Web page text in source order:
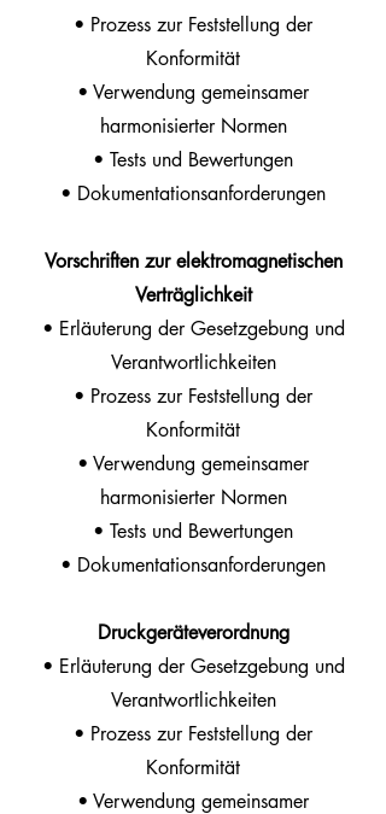
• Prozess zur Feststellung der
Konformität
• Verwendung gemeinsamer
harmonisierter Normen
• Tests und Bewertungen
• Dokumentationsanforderungen
Vorschriften zur elektromagnetischen
Verträglichkeit
• Erläuterung der Gesetzgebung und
Verantwortlichkeiten
• Prozess zur Feststellung der
Konformität
• Verwendung gemeinsamer
harmonisierter Normen
• Tests und Bewertungen
• Dokumentationsanforderungen
Druckgeräteverordnung
• Erläuterung der Gesetzgebung und
Verantwortlichkeiten
• Prozess zur Feststellung der
Konformität
• Verwendung gemeinsamer